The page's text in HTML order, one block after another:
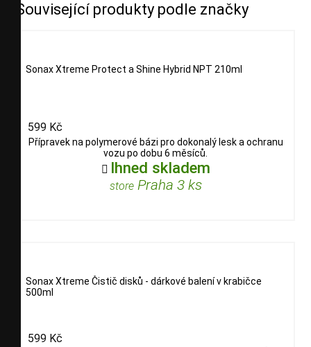
Související produkty podle značky
Sonax Xtreme Protect a Shine Hybrid NPT 210ml
599 Kč
Přípravek na polymerové bázi pro dokonalý lesk a ochranu
vozu po dobu 6 měsíců.
 Ihned skladem
storePraha 3 ks
Sonax Xtreme Čistič disků - dárkové balení v krabičce
500ml
599 Kč